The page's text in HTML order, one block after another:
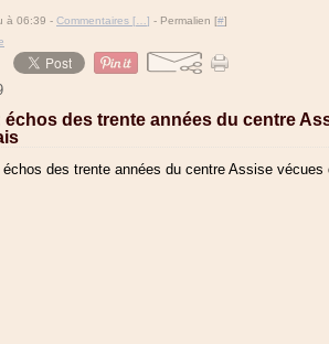
à 06:39 - Commentaires [ ] - Permalien [#]
échos des trente années du centre